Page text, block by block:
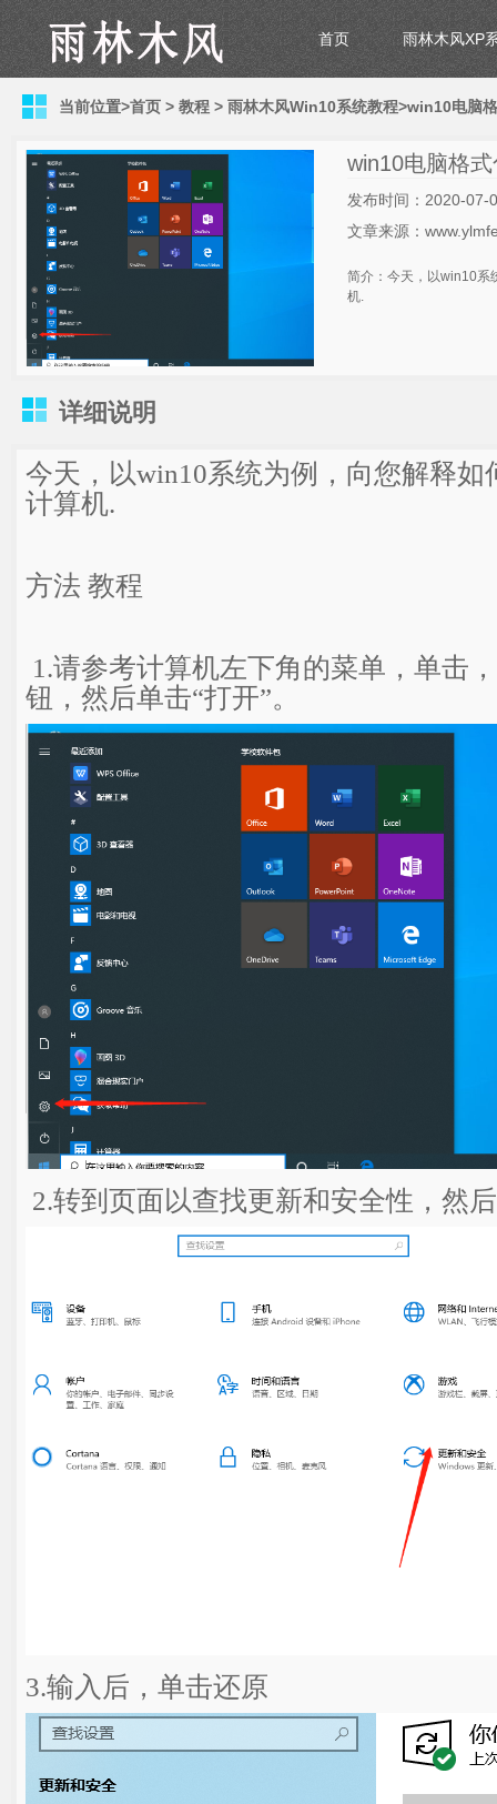
首页 雨林木风XP
当前位置>首页 > 教程 > 雨林木风Win10系统教程>win10电脑
win10电脑格
发布时间：2020-07-
文章来源：
简介：今天，以win10系
机.
详细说明
今天，以win10系统为例，向您解释如
计算机.
方法 教程
1.请参考计算机左下角的菜单，单击
钮，然后单击“打开”。
2.转到页面以查找更新和安全性，然
3.输入后，单击还原